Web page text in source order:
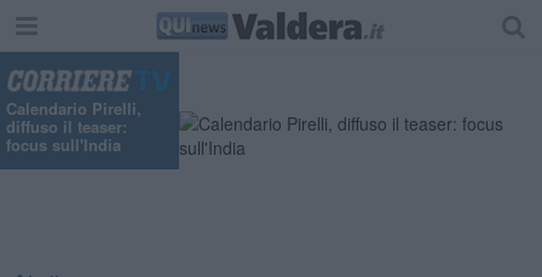
Calendario Pirelli,
diffuso il teaser:
focus sull'India